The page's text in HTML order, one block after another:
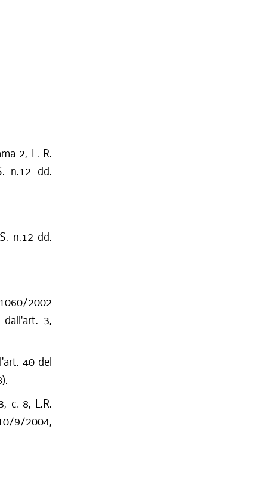
2, L. R.
n.12 dd.
n.12 dd.
2002
3,
40 del
c. 8, L.R.
9/2004,